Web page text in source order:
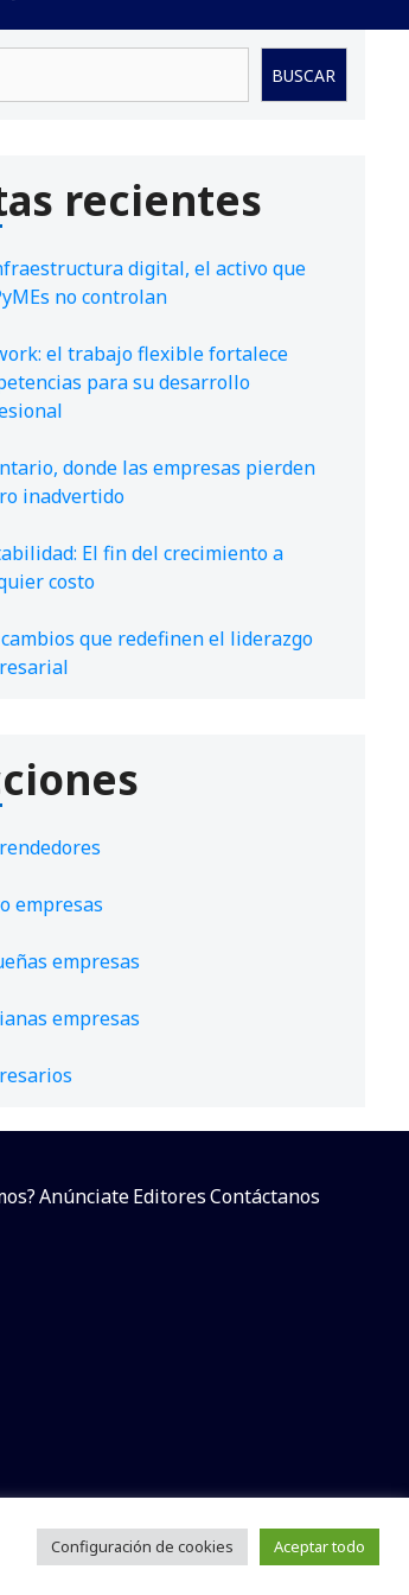
BUSCAR
recientes
digital, el activo que
no controlan
el trabajo flexible fortalece
para su desarrollo
donde las empresas pierden
inadvertido
El fin del crecimiento a
costo
que redefinen el liderazgo
empresas
empresas
empresas
AnúnciateEditoresContáctanos
referencia a la fuente.
Configuración de cookies Aceptar todo